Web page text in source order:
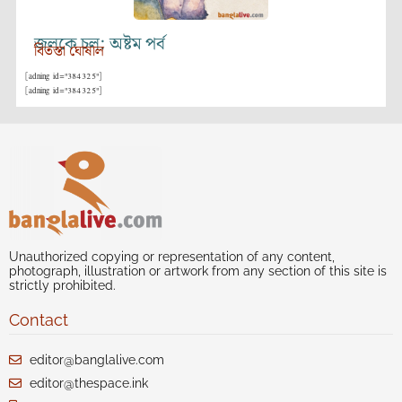
জলকে চল: অষ্টম পর্ব
বিতস্তা ঘোষাল
[adning id="384325"]
[adning id="384325"]
Unauthorized copying or representation of any content,
photograph, illustration or artwork from any section of this site is
strictly prohibited.
Contact
editor@banglalive.com
editor@thespace.ink